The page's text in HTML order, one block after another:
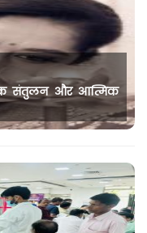
संतुलन और आत्मिक